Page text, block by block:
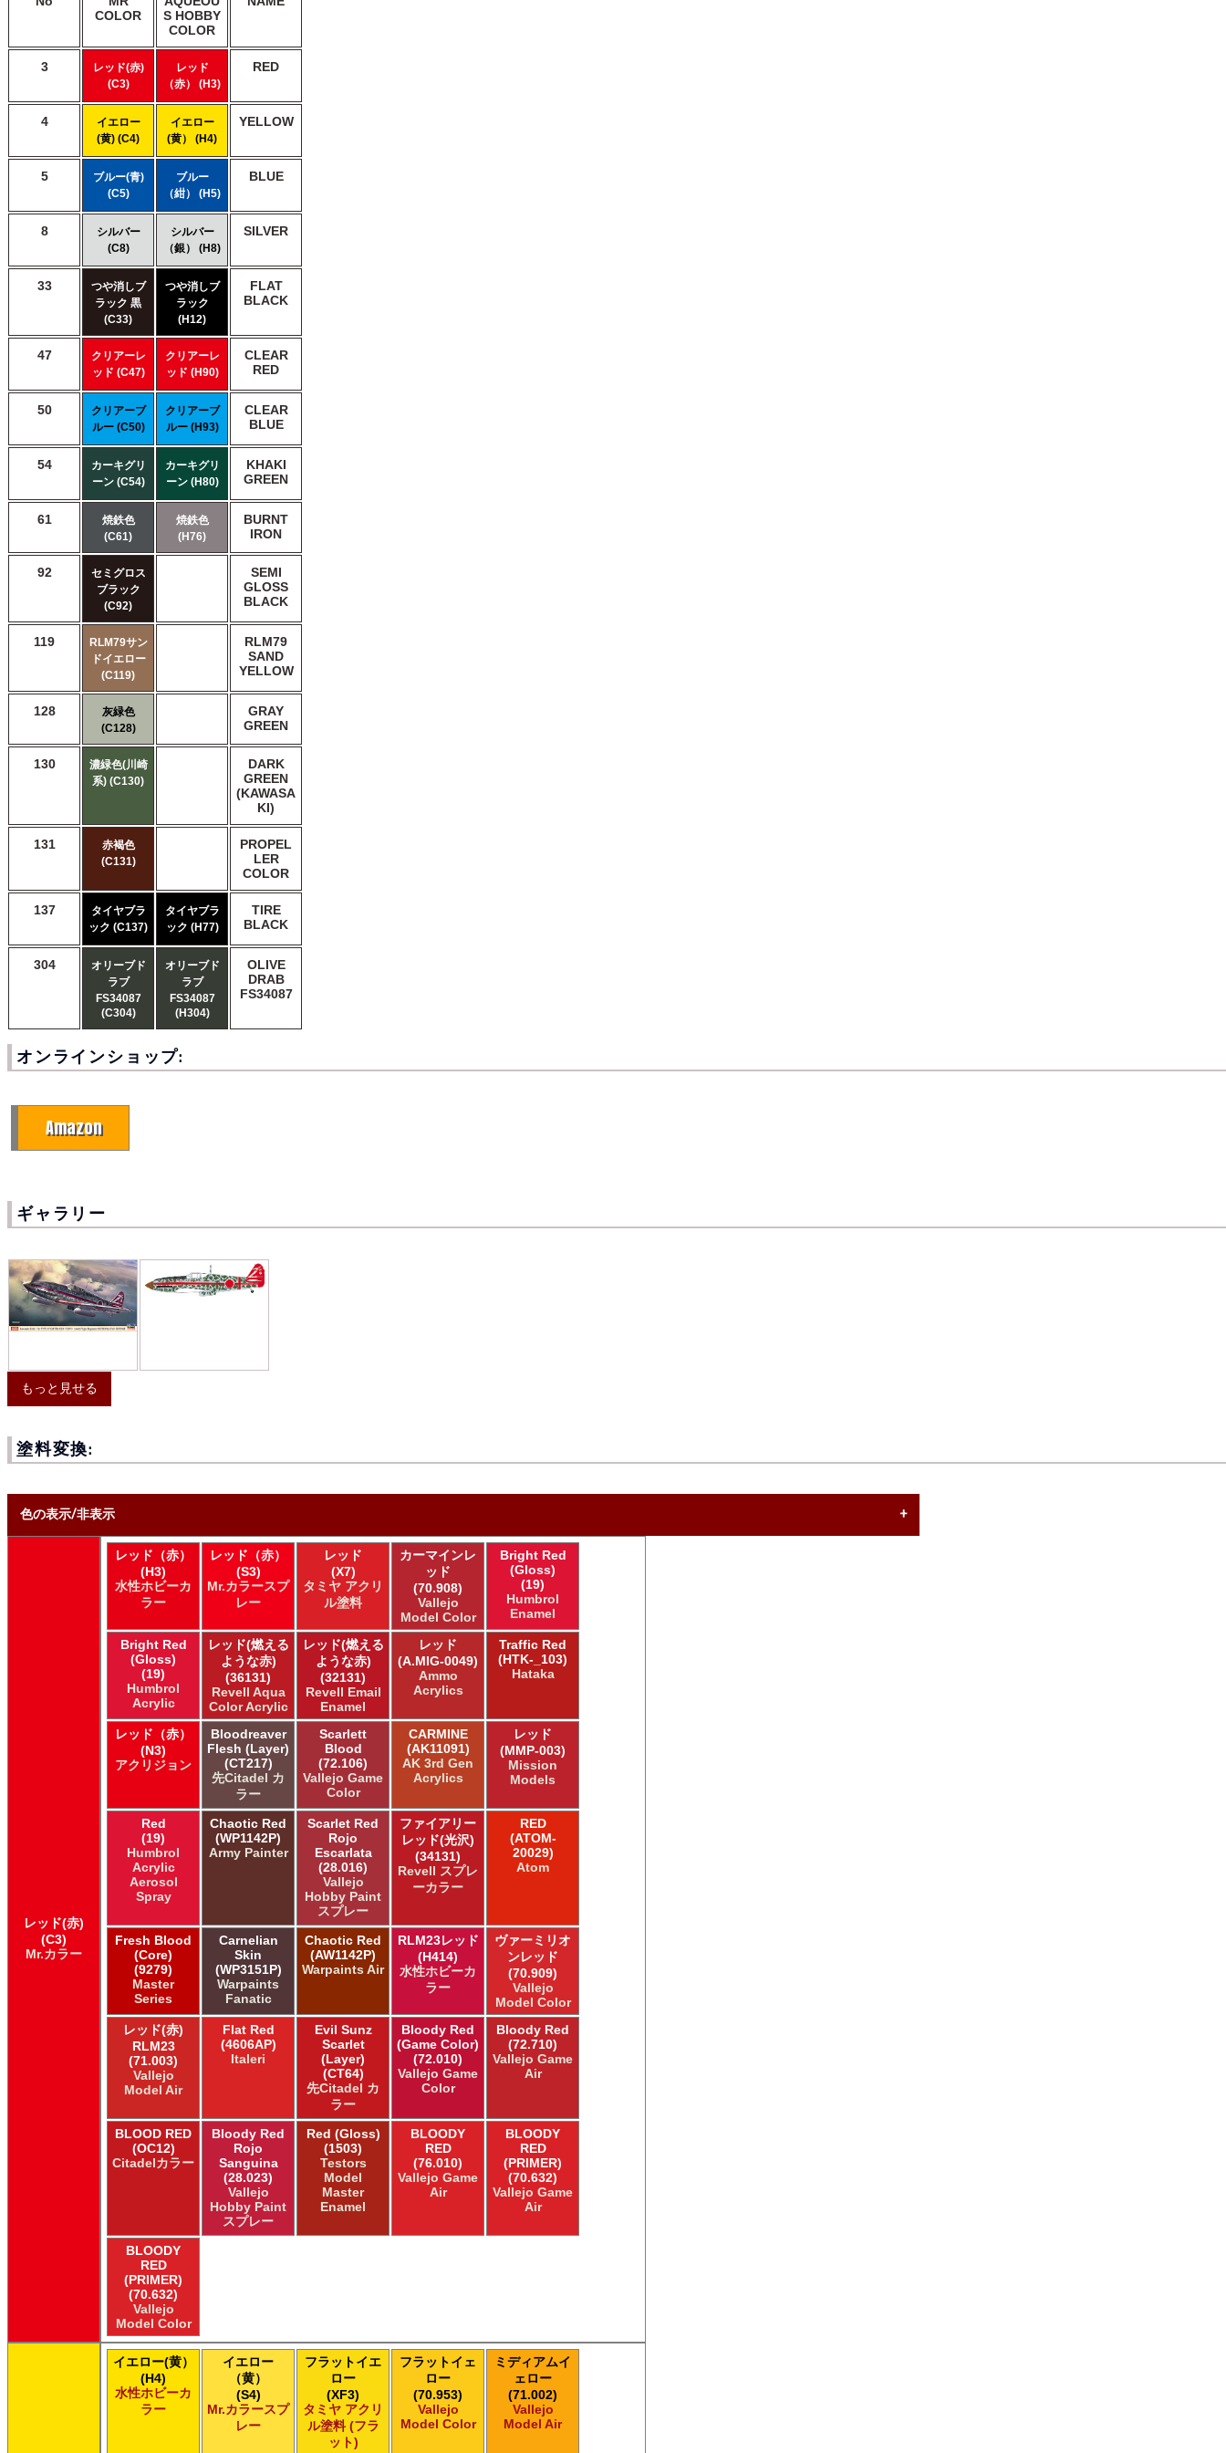
COLOR
S HOBBY
COLOR
3
レッド(赤)
(C3)
レッド
（赤） (H3)
RED
4
イエロー
(黄) (C4)
イエロー
(黄） (H4)
YELLOW
5
ブルー(青)
(C5)
ブルー
（紺） (H5)
BLUE
8
シルバー
(C8)
シルバー
（銀） (H8)
SILVER
33
つや消しブ
ラック 黒
(C33)
つや消しブ
ラック
(H12)
FLAT
BLACK
47
クリアーレ
ッド (C47)
クリアーレ
ッド (H90)
CLEAR
RED
50
クリアーブ
ルー (C50)
クリアーブ
ルー (H93)
CLEAR
BLUE
54
カーキグリ
ーン (C54)
カーキグリ
ーン (H80)
KHAKI
GREEN
61
焼鉄色
(C61)
焼鉄色
(H76)
BURNT
IRON
92
セミグロス
ブラック
(C92)
SEMI
GLOSS
BLACK
119
RLM79サン
ドイエロー
(C119)
RLM79
SAND
YELLOW
128
灰緑色
(C128)
GRAY
GREEN
130
濃緑色(川崎
系) (C130)
DARK
GREEN
(KAWASA
KI)
131
赤褐色
(C131)
PROPEL
LER
COLOR
137
タイヤブラ
ック (C137)
タイヤブラ
ック (H77)
TIRE
BLACK
304
オリーブド
ラブ
FS34087
(C304)
オリーブド
ラブ
FS34087
(H304)
OLIVE
DRAB
FS34087
オンラインショップ:
Amazon
ギャラリー
もっと見せる
塗料変換:
色の表示/非表示
* ボックスをオン/オフにして、同等の色を見つけやすくします。
Uncheck ALL
AK INTERACTIVE AK 3rd Gen Acrylics
AK INTERACTIVE AK Acrylics
AK INTERACTIVE AK Extreme Metal
AK INTERACTIVE AK Real Color
AK INTERACTIVE 新 Real Color
ALCLAD II ALCLAD II
Acrylicos Vallejo Vallejo Diorama FX
Acrylicos Vallejo Vallejo Game Air
Acrylicos Vallejo Vallejo Game Color
Acrylicos Vallejo Vallejo Hobby Paint スプレー
Acrylicos Vallejo Vallejo Liquid Gold
Acrylicos Vallejo Vallejo Mecha Color
Acrylicos Vallejo Vallejo Metal Color
Acrylicos Vallejo Vallejo Model Air
Acrylicos Vallejo Vallejo Model Color
Acrylicos Vallejo Vallejo Panzer Aces
Acrylicos Vallejo Vallejo Pigment FX
Acrylicos Vallejo Vallejo Premium カラー
Acrylicos Vallejo Vallejo Wash FX
Acrylicos Vallejo Vallejo Weathering FX
Acrylicos Vallejo Vallejo Xpress カラー
E7 Paints E7 Paints
E7 Paints Humbrol Acrylic Aerosol Spray
Games Workshop Limited Citadel Air
Games Workshop Limited Citadel Spray
Games Workshop Limited Citadelカラー
Games Workshop Limited 先Citadel カラー
Humbrol - Hornby Hobbies Humbrol Acrylic
Humbrol of Hornby Hobbies Humbrol Enamel
ICM ICM Paints
Mig Jimenez Ammo Acrylics
Mig Jimenez Atom
Mission Models Mission Models
Mr. Paint MRP Mr Paint Products
Repear Miniatures Master Series
Revell of Germany Revell Aqua Color Acrylic
Revell of Germany Revell Email Enamel
Revell of Germany Revell スプレーカラー
Testors of Rust-Oleum Group Testors Model Master Acrylic
Testors of Rust-Oleum Group Testors Model Master Enamel
レッド(赤)
(C3)
Mr.カラー
レッド（赤）
(H3)
水性ホビーカ
ラー
レッド（赤）
(S3)
Mr.カラースプ
レー
レッド
(X7)
タミヤ アクリ
ル塗料
カーマインレ
ッド
(70.908)
Vallejo
Model Color
Bright Red
(Gloss)
(19)
Humbrol
Enamel
Bright Red
(Gloss)
(19)
Humbrol
Acrylic
レッド(燃える
ような赤)
(36131)
Revell Aqua
Color Acrylic
レッド(燃える
ような赤)
(32131)
Revell Email
Enamel
レッド
(A.MIG-0049)
Ammo
Acrylics
Traffic Red
(HTK-_103)
Hataka
レッド（赤）
(N3)
アクリジョン
Bloodreaver
Flesh (Layer)
(CT217)
先Citadel カ
ラー
Scarlett
Blood
(72.106)
Vallejo Game
Color
CARMINE
(AK11091)
AK 3rd Gen
Acrylics
レッド
(MMP-003)
Mission
Models
Red
(19)
Humbrol
Acrylic
Aerosol
Spray
Chaotic Red
(WP1142P)
Army Painter
Scarlet Red
Rojo
Escarlata
(28.016)
Vallejo
Hobby Paint
スプレー
ファイアリー
レッド(光沢)
(34131)
Revell スプレ
ーカラー
RED
(ATOM-
20029)
Atom
Fresh Blood
(Core)
(9279)
Master
Series
Carnelian
Skin
(WP3151P)
Warpaints
Fanatic
Chaotic Red
(AW1142P)
Warpaints Air
RLM23レッド
(H414)
水性ホビーカ
ラー
ヴァーミリオ
ンレッド
(70.909)
Vallejo
Model Color
レッド(赤)
RLM23
(71.003)
Vallejo
Model Air
Flat Red
(4606AP)
Italeri
Evil Sunz
Scarlet
(Layer)
(CT64)
先Citadel カ
ラー
Bloody Red
(Game Color)
(72.010)
Vallejo Game
Color
Bloody Red
(72.710)
Vallejo Game
Air
BLOOD RED
(OC12)
Citadelカラー
Bloody Red
Rojo
Sanguina
(28.023)
Vallejo
Hobby Paint
スプレー
Red (Gloss)
(1503)
Testors
Model
Master
Enamel
BLOODY
RED
(76.010)
Vallejo Game
Air
BLOODY
RED
(PRIMER)
(70.632)
Vallejo Game
Air
BLOODY
RED
(PRIMER)
(70.632)
Vallejo
Model Color
イエロー(黄）
(H4)
水性ホビーカ
ラー
イエロー
（黄）
(S4)
Mr.カラースプ
レー
フラットイエ
ロー
(XF3)
タミヤ アクリ
ル塗料 (フラ
ット)
フラットイェ
ロー
(70.953)
Vallejo
Model Color
ミディアムイ
ェロー
(71.002)
Vallejo
Model Air